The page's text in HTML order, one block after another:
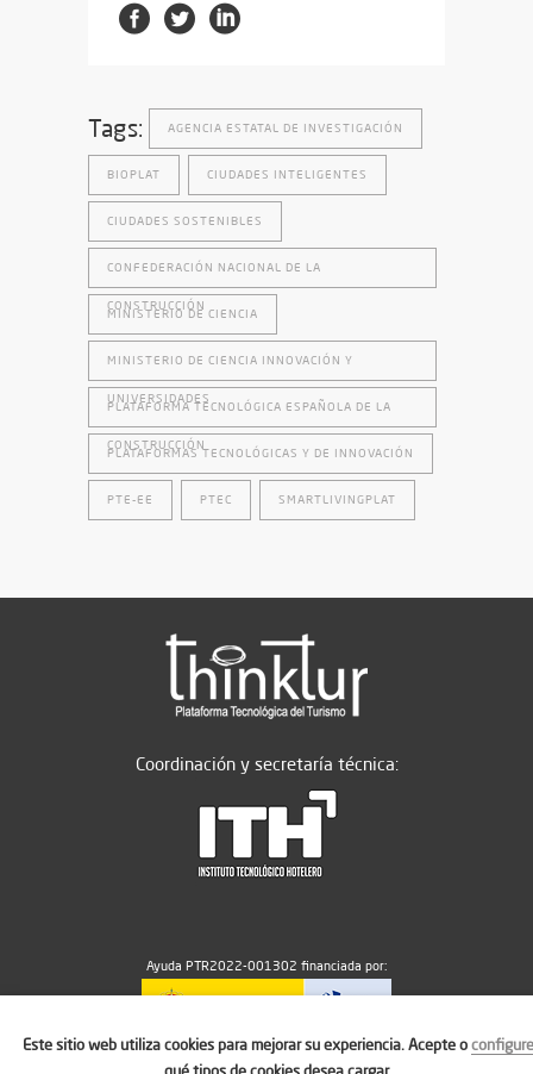
Tags: AGENCIA ESTATAL DE INVESTIGACIÓN
BIOPLAT CIUDADES INTELIGENTES
CIUDADES SOSTENIBLES
CONFEDERACIÓN NACIONAL DE LA
CONSTRUCCIÓN
MINISTERIO DE CIENCIA
MINISTERIO DE CIENCIA INNOVACIÓN Y
UNIVERSIDADES
PLATAFORMA TECNOLÓGICA ESPAÑOLA DE LA
CONSTRUCCIÓN
PLATAFORMAS TECNOLÓGICAS Y DE INNOVACIÓN
PTE-EE PTEC SMARTLIVINGPLAT
Coordinación y secretaría técnica:
Ayuda PTR2022-001302 financiada por:
MICIU/AEI/10.13039/501100011033
Este sitio web utiliza cookies para mejorar su experiencia. Acepte oconfigure
qué tipos de cookies desea cargar.